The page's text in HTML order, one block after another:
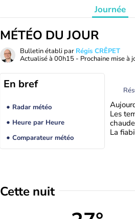
Journée
MÉTÉO DU JOUR
Bulletin établi par Régis CRÊPET
Actualisé à 00h15 - Prochaine mise à
En bref
Radar météo
Heure par Heure
Comparateur météo
Les
La
Cette nuit